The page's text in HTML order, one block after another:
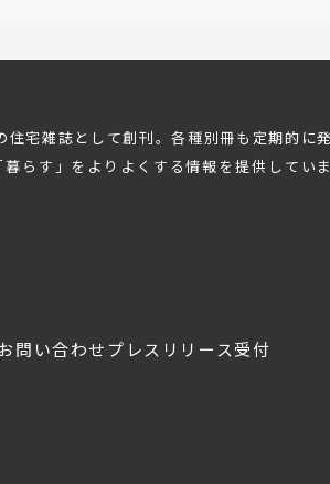
住宅雑誌として創刊。各種別冊も定期的に発
らす」をよりよくする情報を提供していま
お問い合わせ プレスリリース受付